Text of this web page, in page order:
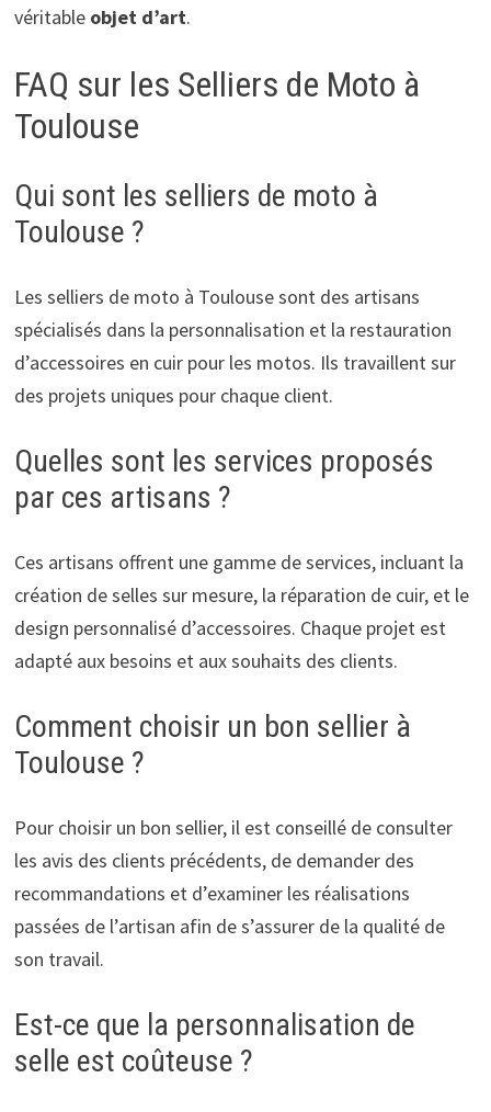
véritable objet d’art.
FAQ sur les Selliers de Moto à
Toulouse
Qui sont les selliers de moto à
Toulouse ?
Les selliers de moto à Toulouse sont des artisans
spécialisés dans la personnalisation et la restauration
d’accessoires en cuir pour les motos. Ils travaillent sur
des projets uniques pour chaque client.
Quelles sont les services proposés
par ces artisans ?
Ces artisans offrent une gamme de services, incluant la
création de selles sur mesure, la réparation de cuir, et le
design personnalisé d’accessoires. Chaque projet est
adapté aux besoins et aux souhaits des clients.
Comment choisir un bon sellier à
Toulouse ?
Pour choisir un bon sellier, il est conseillé de consulter
les avis des clients précédents, de demander des
recommandations et d’examiner les réalisations
passées de l’artisan afin de s’assurer de la qualité de
son travail.
Est-ce que la personnalisation de
selle est coûteuse ?